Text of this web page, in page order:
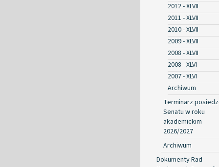
2012 - XLVII
2011 - XLVII
2010 - XLVII
2009 - XLVII
2008 - XLVII
2008 - XLVI
2007 - XLVI
Archiwum
Terminarz
Senatu w roku
akademickim
2026/2027
Archiwum
Dokumenty Rad